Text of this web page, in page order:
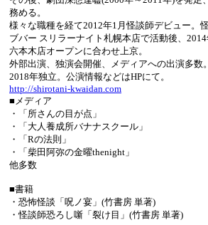
務める。
様々な職種を経て2012年1月怪談師デビュー。
ブバー スリラーナイト札幌本店で活動後、2014
六本木店オープンに合わせ上京。
外部出演、独演会開催、メディアへの出演多数。
2018年独立。公演情報などはHPにて。
http://shirotani-kwaidan.com
■メディア
・「所さんの目が点」
・「大人養成所バナナスクール」
・「Rの法則」
・「柴田阿弥の金曜thenight」
他多数
■書籍
・恐怖怪談「呪ノ宴」(竹書房 単著)
・怪談師恐ろし噺「裂け目」(竹書房 単著)